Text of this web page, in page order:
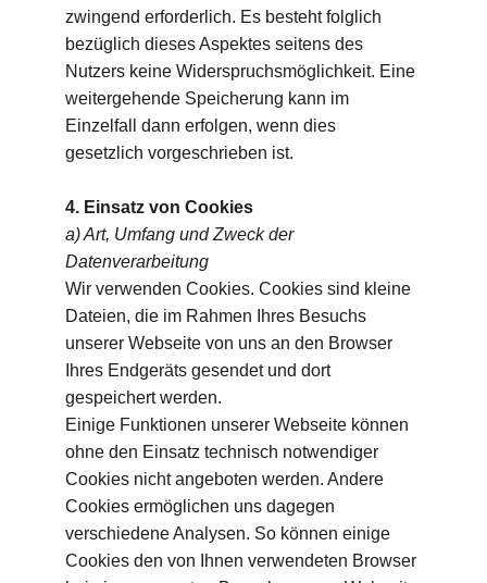
zwingend erforderlich. Es besteht folglich
bezüglich dieses Aspektes seitens des
Nutzers keine Widerspruchsmöglichkeit. Eine
weitergehende Speicherung kann im
Einzelfall dann erfolgen, wenn dies
gesetzlich vorgeschrieben ist.
4. Einsatz von Cookies
a) Art, Umfang und Zweck der
Datenverarbeitung
Wir verwenden Cookies. Cookies sind kleine
Dateien, die im Rahmen Ihres Besuchs
unserer Webseite von uns an den Browser
Ihres Endgeräts gesendet und dort
gespeichert werden.
Einige Funktionen unserer Webseite können
ohne den Einsatz technisch notwendiger
Cookies nicht angeboten werden. Andere
Cookies ermöglichen uns dagegen
verschiedene Analysen. So können einige
Cookies den von Ihnen verwendeten Browser